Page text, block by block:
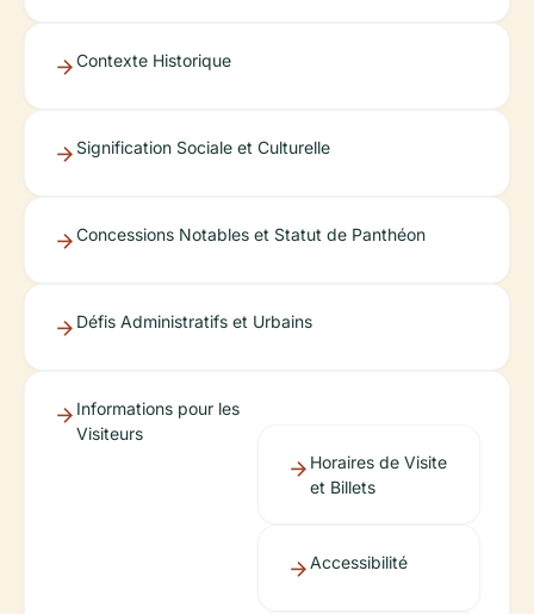
Contexte Historique
Signification Sociale et Culturelle
Concessions Notables et Statut de Panthéon
Défis Administratifs et Urbains
Informations pour les
Visiteurs
Horaires de Visite
et Billets
Accessibilité